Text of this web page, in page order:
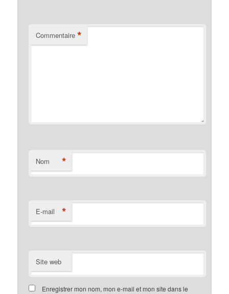
Commentaire *
Nom *
E-mail *
Site web
Enregistrer mon nom, mon e-mail et mon site dans le